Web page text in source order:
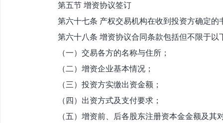
第五节 增资协议签订
第六十七条 产权交易机构在收到投资方确定
第六十八条 增资协议合同条款包括但不限于以
（一）交易各方的名称与住所；
（二）增资企业基本情况；
（三）投资方实缴出资金额；
（四）出资方式及支付要求；
（五）增资前、后各股东注册资本金金额及其